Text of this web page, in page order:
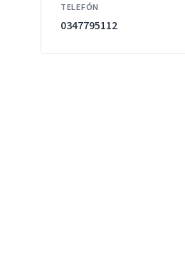
TELEFÓN
0347795112